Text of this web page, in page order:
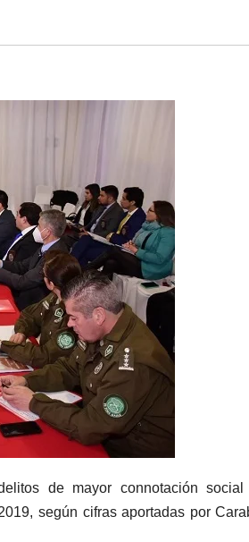
de mayor connotación
según cifras aportadas por